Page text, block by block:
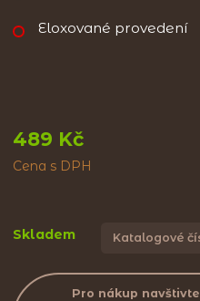
Eloxované provedení
489 Kč
Cena s DPH
Skladem Katalogové
Pro nákup